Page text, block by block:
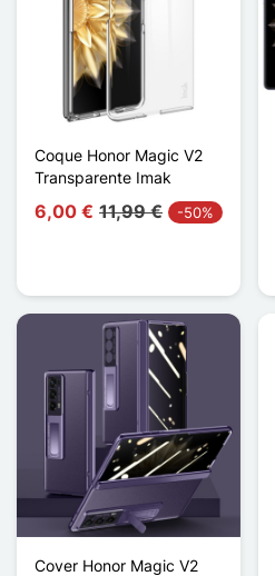
Coque Honor Magic V2
Transparente Imak
6,00 € 11,99 € -50%
Cover Honor Magic V2